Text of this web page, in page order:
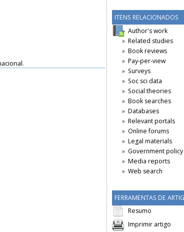
ITENS RELACIONADOS
Author's work
Related studies
Book reviews
Pay-per-view
Surveys
Soc sci data
Social theories
Book searches
Databases
Relevant portals
Online forums
Legal materials
Government policy
Media reports
Web search
FERRAMENTAS DE
Resumo
Imprimir artigo
.